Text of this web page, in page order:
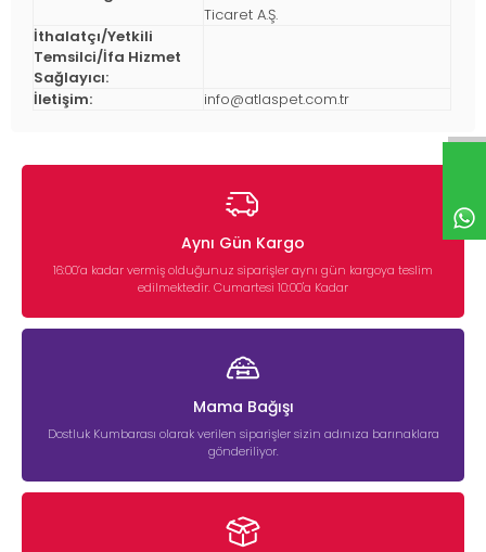
Ticaret A.Ş.
İthalatçı/Yetkili
Temsilci/İfa Hizmet
Sağlayıcı:
İletişim:
info@atlaspet.com.tr
Aynı Gün Kargo
16:00’a kadar vermiş olduğunuz siparişler aynı gün kargoya teslim
edilmektedir. Cumartesi 10:00'a Kadar
Mama Bağışı
Dostluk Kumbarası olarak verilen siparişler sizin adınıza barınaklara
gönderiliyor.